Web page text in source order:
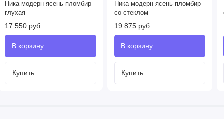
Ника модерн ясень пломбир
глухая
17 550 руб
Купить
Ника модерн ясень пломбир
со стеклом
19 875 руб
Купить